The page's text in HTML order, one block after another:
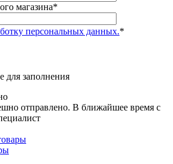
магазина*
персональных данных.*
для заполнения
отправлено. В ближайшее время с